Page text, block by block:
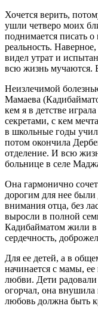
Хочется верить,
ушли четверо моих
поднимается писать
реальность.
видел утрат и
всю жизнь мучаются.
Неизлечимой
Мамаева
кем я в детстве
секретами, с кем
в школьные годы
потом окончила
отделение. И всю
больнице в селе
Она гармонично
дорогим для нее были
внимания отца, без
выросли в полной
Кадибайматом жили в
сердечность,
Для ее детей, а в
начинается с мамы,
любви. Дети
огорчал, она внушила
любовь должна быть